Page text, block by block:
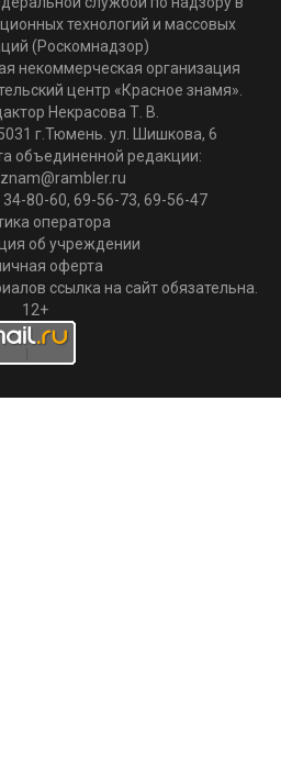
технологий и массовых
(Роскомнадзор)
некоммерческая организация
центр «Красное знамя».
Некрасова Т. В.
г.Тюмень. ул. Шишкова, 6
объединенной редакции:
80-60, 69-56-73, 69-56-47
оператора
об учреждении
оферта
ссылка на сайт обязательна.
12+